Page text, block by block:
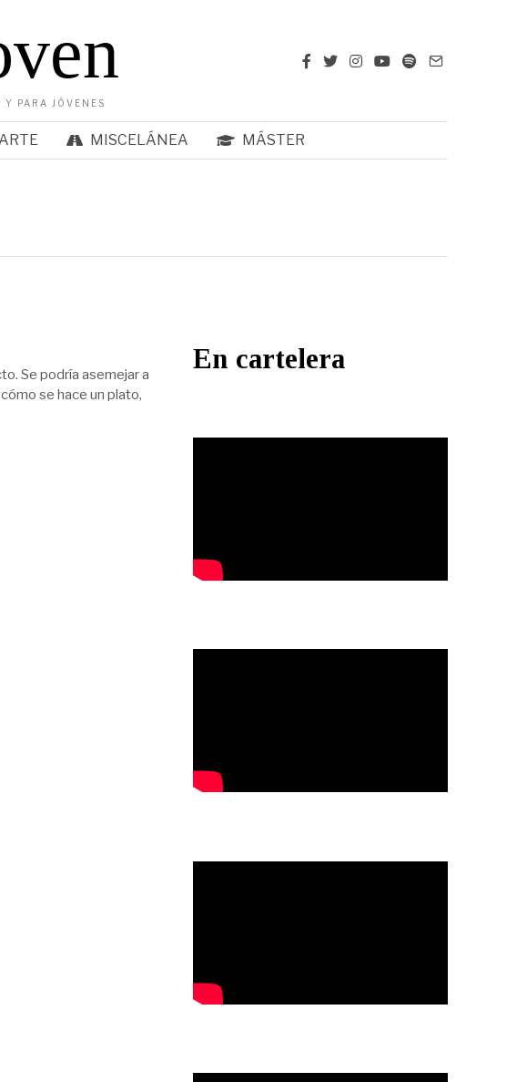
PARA JÓVENES
MISCELÁNEA MÁSTER
Se podría asemejar a
se hace un plato,
En cartelera